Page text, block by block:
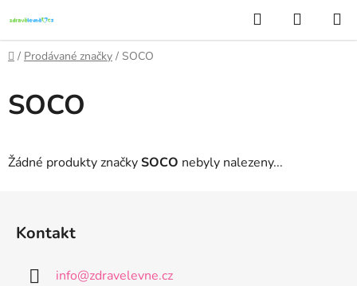
na
obsah
Hledat
KOŠÍK
Domů
/ Prodávané značky / SOCO
SOCO
Žádné produkty značkySOCO nebyly nalezeny...
Kontakt
info@zdravelevne.cz